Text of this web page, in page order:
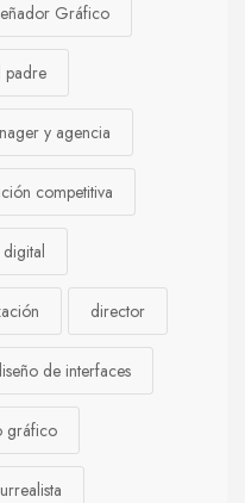
Gráfico
padre
y agencia
competitiva
digital
director
de interfaces
gráfico